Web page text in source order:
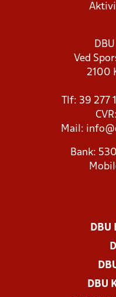
Ved
2100
Tlf: 39
Mail:
Bank:
DBU
DBU